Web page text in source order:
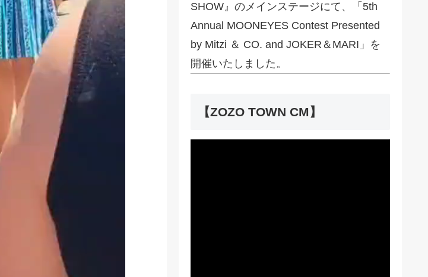
SHOW』のメインステージにて、「5th
Annual MOONEYES Contest Presented
by Mitzi ＆ CO. and JOKER＆MARI」を
開催いたしました。
【ZOZO TOWN CM】